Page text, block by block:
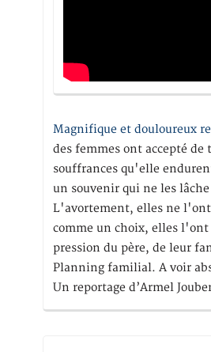
Magnifique et douloureux
des femmes ont accepté de
souffrances qu'elle
un souvenir qui ne les lâche
L'avortement, elles ne l'ont
comme un choix, elles l'ont
pression du père, de leur
Planning familial. A voir
Un reportage d’Armel